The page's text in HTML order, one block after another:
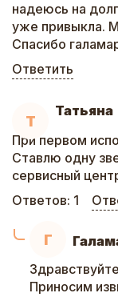
надеюсь на
уже привыкла.
Спасибо
Ответить
Т
Татьяна
При первом
Ставлю одну
сервисный
Ответов: 1
Г
Приносим